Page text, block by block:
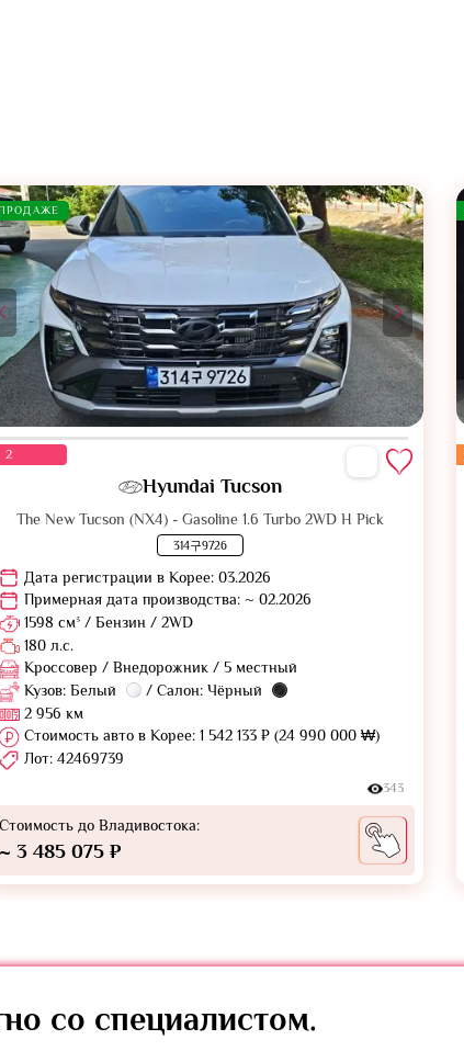
2
Hyundai Tucson
The New Tucson (NX4) - Gasoline 1.6 Turbo 2WD H Pick
314구9726
Дата регистрации в Корее: 03.2026
Примерная дата производства: ~ 02.2026
1598 см³ / Бензин / 2WD
180 л.с.
Кроссовер / Внедорожник / 5 местный
Кузов: Белый
/ Салон: Чёрный
2 956 км
Стоимость авто в Корее: 1 542 133 ₽ (24 990 000 ₩)
Лот: 42469739
343
Стоимость до Владивостока:
~ 3 485 075 ₽
со специалистом.